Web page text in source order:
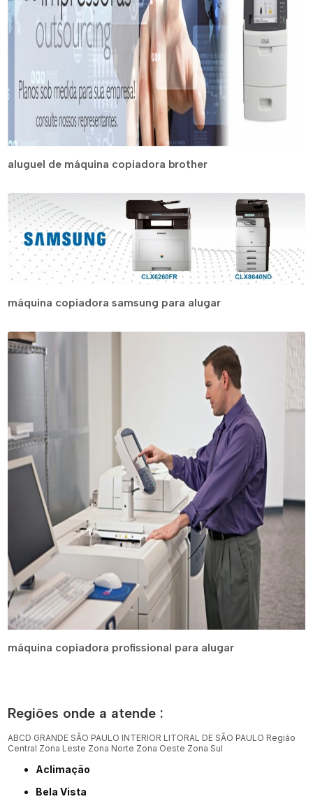
aluguel de máquina copiadora brother
máquina copiadora samsung para alugar
máquina copiadora profissional para alugar
Regiões onde a atende :
ABCD GRANDE SÃO PAULO INTERIOR LITORAL DE SÃO PAULO Região
Central Zona Leste Zona Norte Zona Oeste Zona Sul
Aclimação
Bela Vista